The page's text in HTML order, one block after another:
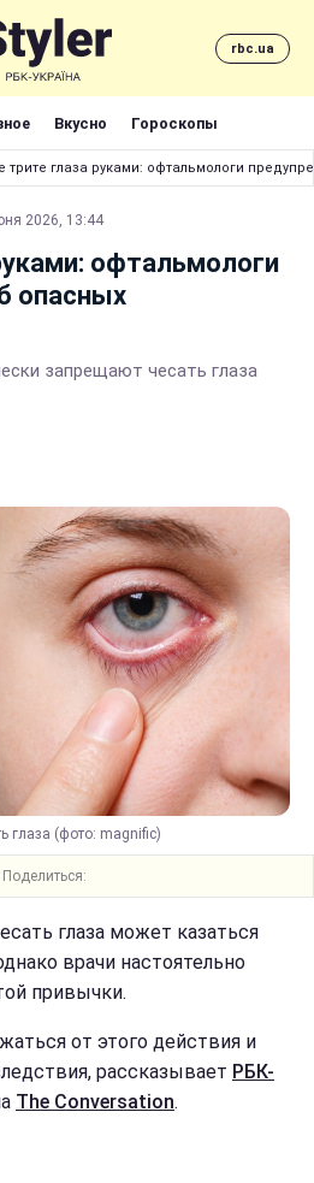
rbc.ua
Вкусно Гороскопы
трите глаза руками: офтальмологи
2026, 13:44
офтальмологи
опасных
запрещают чесать глаза
глаза (фото: magnific)
Поделиться:
глаза может казаться
врачи настоятельно
привычки.
от этого действия и
рассказывает РБК-
The Conversation.